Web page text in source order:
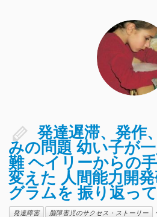
発達遅滞、発作
みの問題 幼い子が
難 ヘイリーからの
変えた 人間能力開
グラムを 振り返って
発達障害 脳障害児のサクセス・ストーリー